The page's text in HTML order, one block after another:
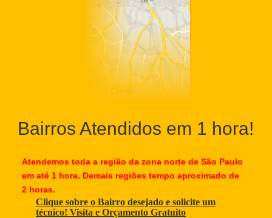
Bairros Atendidos em 1 hora!
Atendemos toda a região da zona norte de São Paulo
em até 1 hora. Demais regiões tempo aproximado de
2 horas.
Clique sobre o Bairro desejado e solicite um
técnico! Visita e Orçamento Gratuito